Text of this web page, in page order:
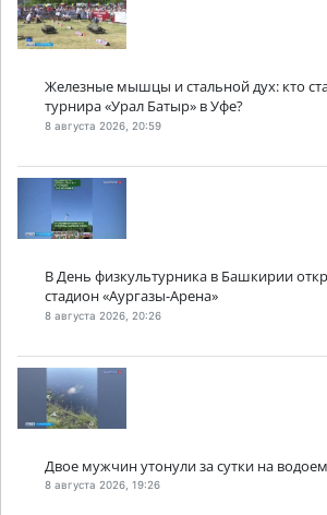
Железные мышцы и стальной дух: кто
турнира «Урал Батыр» в Уфе?
8 августа 2026, 20:59
В День физкультурника в Башкирии
стадион «Аургазы-Арена»
8 августа 2026, 20:26
Двое мужчин утонули за сутки на
8 августа 2026, 19:26